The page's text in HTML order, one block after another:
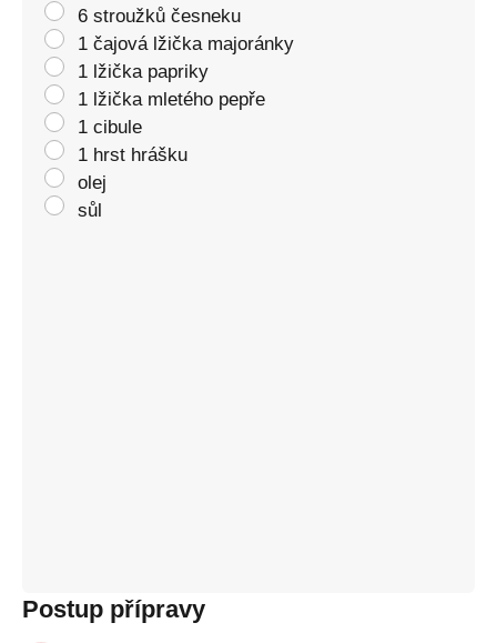
6 stroužků česneku
1 čajová lžička majoránky
1 lžička papriky
1 lžička mletého pepře
1 cibule
1 hrst hrášku
olej
sůl
Postup přípravy